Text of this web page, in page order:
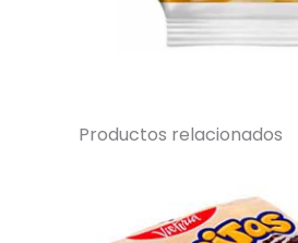
Productos relacionados